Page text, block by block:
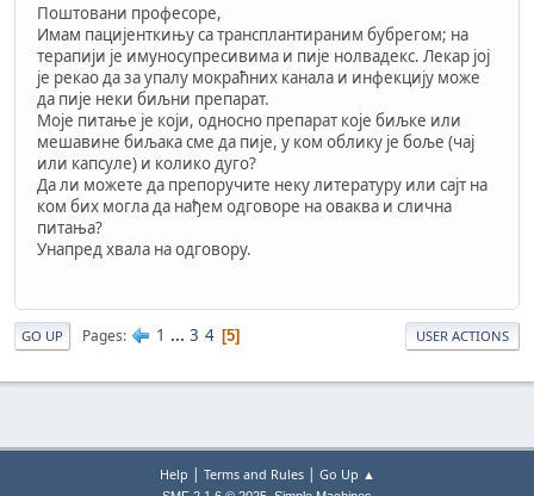
Поштовани професоре,
Имам пацијенткињу са трансплантираним бубрегом; на
терапији је имуносупресивима и пије нолвадекс. Лекар јој
је рекао да за упалу мокраћних канала и инфекцију може
да пије неки биљни препарат.
Моје питање је који, односно препарат које биљке или
мешавине биљака сме да пије, у ком облику је боље (чај
или капсуле) и колико дуго?
Да ли можете да препоручите неку литературу или сајт на
ком бих могла да нађем одговоре на оваква и слична
питања?
Унапред хвала на одговору.
GO UP Pages 1 ... 3 4 5 USER ACTIONS
Help | Terms and Rules| Go Up ▲